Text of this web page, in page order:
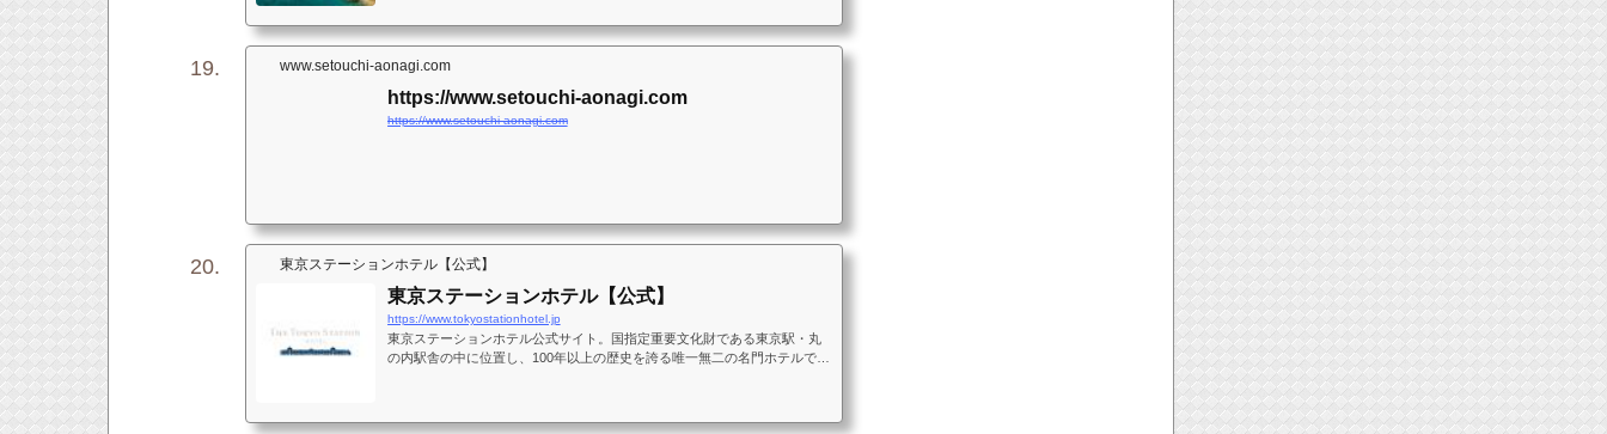
www.setouchi-aonagi.com
https://www.setouchi-aonagi.com
https://www.setouchi-aonagi.com
東京ステーションホテル【公式】
東京ステーションホテル【公式】
https://www.tokyostationhotel.jp
東京ステーションホテル公式サイト。国指定重要文化財である東京駅・丸
の内駅舎の中に位置し、100年以上の歴史を誇る唯一無二の名門ホテルで